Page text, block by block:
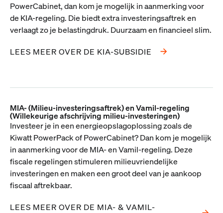
PowerCabinet, dan kom je mogelijk in aanmerking voor
de KIA-regeling. Die biedt extra investeringsaftrek en
verlaagt zo je belastingdruk. Duurzaam en financieel slim.
LEES MEER OVER DE KIA-SUBSIDIE
MIA- (Milieu-investeringsaftrek) en Vamil-regeling
(Willekeurige afschrijving milieu-investeringen)
Investeer je in een energieopslagoplossing zoals de
Kiwatt PowerPack of PowerCabinet? Dan kom je mogelijk
in aanmerking voor de MIA- en Vamil-regeling. Deze
fiscale regelingen stimuleren milieuvriendelijke
investeringen en maken een groot deel van je aankoop
fiscaal aftrekbaar.
LEES MEER OVER DE MIA- & VAMIL-